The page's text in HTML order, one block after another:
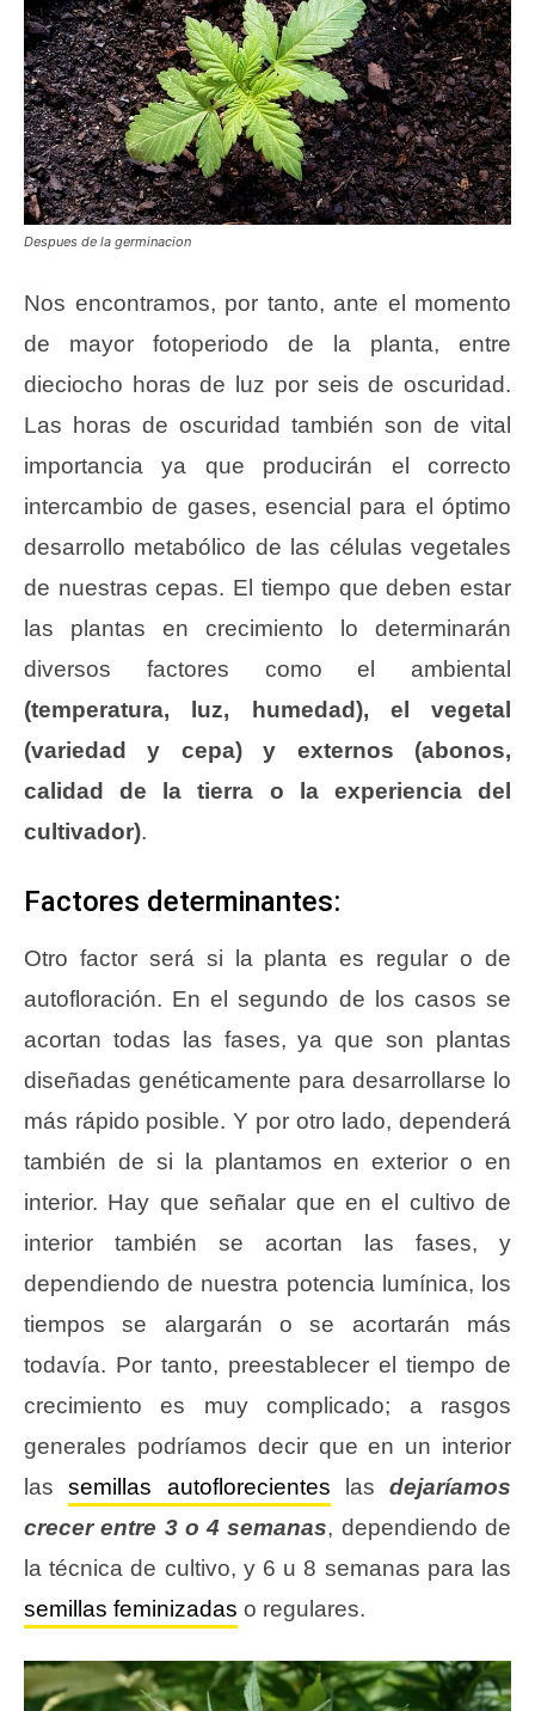
Despues de la germinacion
Nos encontramos, por tanto, ante el momento
de mayor fotoperiodo de la planta, entre
dieciocho horas de luz por seis de oscuridad.
Las horas de oscuridad también son de vital
importancia ya que producirán el correcto
intercambio de gases, esencial para el óptimo
desarrollo metabólico de las células vegetales
de nuestras cepas. El tiempo que deben estar
las plantas en crecimiento lo determinarán
diversos factores como el ambiental
(temperatura, luz, humedad), el vegetal
(variedad y cepa) y externos (abonos,
calidad de la tierra o la experiencia del
cultivador).
Factores determinantes:
Otro factor será si la planta es regular o de
autofloración. En el segundo de los casos se
acortan todas las fases, ya que son plantas
diseñadas genéticamente para desarrollarse lo
más rápido posible. Y por otro lado, dependerá
también de si la plantamos en exterior o en
interior. Hay que señalar que en el cultivo de
interior también se acortan las fases, y
dependiendo de nuestra potencia lumínica, los
tiempos se alargarán o se acortarán más
todavía. Por tanto, preestablecer el tiempo de
crecimiento es muy complicado; a rasgos
generales podríamos decir que en un interior
lassemillas autoflorecientes las dejaríamos
crecer entre 3 o 4 semanas, dependiendo de
la técnica de cultivo, y 6 u 8 semanas para las
semillas feminizadas o regulares.